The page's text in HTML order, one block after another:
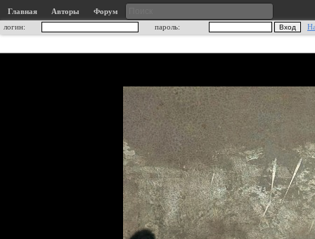
Главная Авторы
Форум
логин:
пароль: